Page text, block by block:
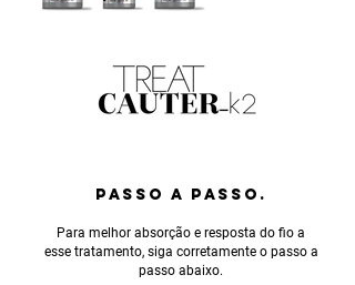
PASSO A PASSO.
Para melhor absorção e resposta do fio a
esse tratamento, siga corretamente o passo a
passo abaixo.